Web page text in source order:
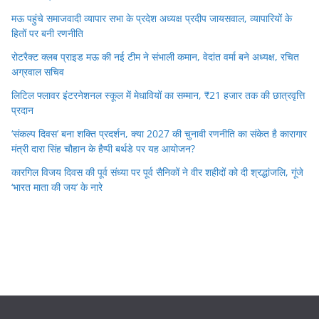
मऊ पहुंचे समाजवादी व्यापार सभा के प्रदेश अध्यक्ष प्रदीप जायसवाल, व्यापारियों के
हितों पर बनी रणनीति
रोटरैक्ट क्लब प्राइड मऊ की नई टीम ने संभाली कमान, वेदांत वर्मा बने अध्यक्ष, रचित
अग्रवाल सचिव
लिटिल फ्लावर इंटरनेशनल स्कूल में मेधावियों का सम्मान, ₹21 हजार तक की छात्रवृत्ति
प्रदान
‘संकल्प दिवस’ बना शक्ति प्रदर्शन, क्या 2027 की चुनावी रणनीति का संकेत है कारागार
मंत्री दारा सिंह चौहान के हैप्पी बर्थडे पर यह आयोजन?
कारगिल विजय दिवस की पूर्व संध्या पर पूर्व सैनिकों ने वीर शहीदों को दी श्रद्धांजलि, गूंजे
‘भारत माता की जय’ के नारे